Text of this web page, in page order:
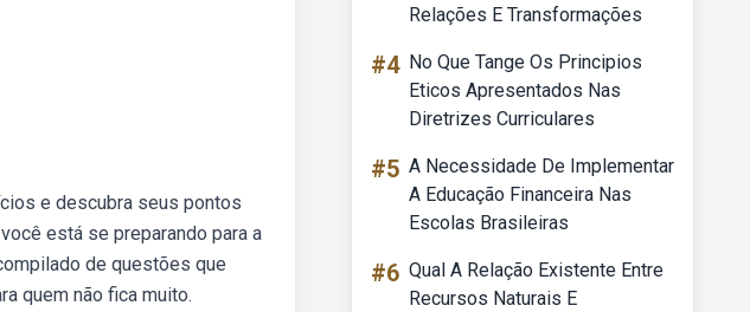
e descubra seus pontos
está se preparando para a
de questões que
quem não fica muito.
Relações E Transformações
#4 No Que Tange Os Principios
Eticos Apresentados Nas
Diretrizes Curriculares
#5 A Necessidade De Implementar
A Educação Financeira Nas
Escolas Brasileiras
#6 Qual A Relação Existente Entre
Recursos Naturais E